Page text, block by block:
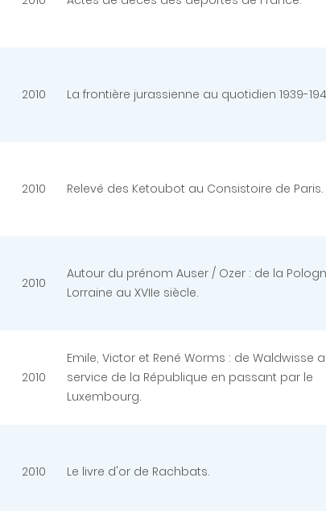
2010 La frontière jurassienne au quotidien 1939-
2010 Relevé des Ketoubot au Consistoire de Paris.
2010
Autour du prénom Auser / Ozer : de la
Lorraine au XVIIe siècle.
2010
Emile, Victor et René Worms : de Waldwisse
service de la République en passant par le
Luxembourg.
2010 Le livre d'or de Rachbats.